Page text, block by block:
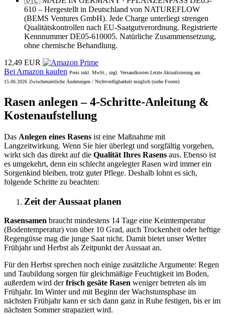
610 – Hergestellt in Deutschland von NATUREFLOW
(BEMS Ventures GmbH). Jede Charge unterliegt strengen
Qualitätskontrollen nach EU-Saatgutverordnung. Registrierte
Kennnummer DE05-610005. Natürliche Zusammensetzung,
ohne chemische Behandlung.
12,49 EUR
Bei Amazon kaufen Preis inkl. MwSt., zzgl. Versandkosten Letzte Aktualisierung am
15.06.2026 Zwischenzeitliche Änderungen / Nichtverfügbarkeit möglich (siehe Footer)
Rasen anlegen – 4-Schritte-Anleitung &
Kostenaufstellung
Das Anlegen eines Rasens ist eine Maßnahme mit
Langzeitwirkung. Wenn Sie hier überlegt und sorgfältig vorgehen,
wirkt sich das direkt auf die Qualität Ihres Rasens aus. Ebenso ist
es umgekehrt, denn ein schlecht angelegter Rasen wird immer ein
Sorgenkind bleiben, trotz guter Pflege. Deshalb lohnt es sich,
folgende Schritte zu beachten:
Zeit der Aussaat planen
Rasensamen braucht mindestens 14 Tage eine Keimtemperatur
(Bodentemperatur) von über 10 Grad, auch Trockenheit oder heftige
Regengüsse mag die junge Saat nicht. Damit bietet unser Wetter
Frühjahr und Herbst als Zeitpunkt der Aussaat an.
Für den Herbst sprechen noch einige zusätzliche Argumente: Regen
und Taubildung sorgen für gleichmäßige Feuchtigkeit im Boden,
außerdem wird derfrisch gesäte Rasen weniger betreten als im
Frühjahr. Im Winter und mit Beginn der Wachstumsphase im
nächsten Frühjahr kann er sich dann ganz in Ruhe festigen, bis er im
nächsten Sommer strapaziert wird.